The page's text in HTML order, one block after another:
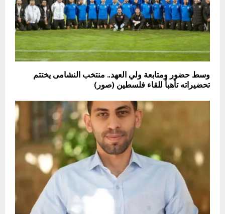
وسط حضور ومتابعة ولي العهد.. منتخب النشامى يختتم
تحضيراته تأهباً للقاء فلسطين (صور)